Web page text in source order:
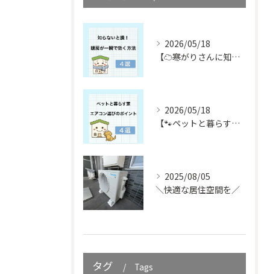
2026/05/18
【☁️寒がりさんに知ってほしい☁️】
2026/05/18
【🐾ペットと暮らす皆さん必見🐾】
2025/08/05
＼快適な居住空間を／
タグ Tags